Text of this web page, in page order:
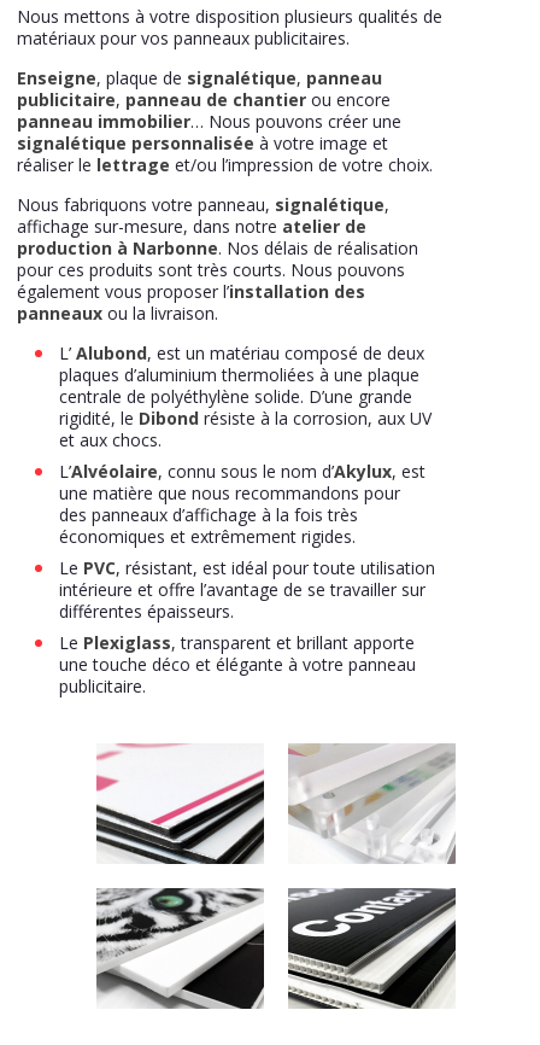
Nous mettons à votre disposition plusieurs qualités de
matériaux pour vos panneaux publicitaires.
Enseigne, plaque de signalétique, panneau
publicitaire, panneau de chantier ou encore
panneau immobilier… Nous pouvons créer une
signalétique personnalisée à votre image et
réaliser le lettrage et/ou l’impression de votre choix.
Nous fabriquons votre panneau, signalétique,
affichage sur-mesure, dans notre atelier de
production à Narbonne. Nos délais de réalisation
pour ces produits sont très courts. Nous pouvons
également vous proposer l’installation des
panneaux ou la livraison.
L’ Alubond, est un matériau composé de deux
plaques d’aluminium thermoliées à une plaque
centrale de polyéthylène solide. D’une grande
rigidité, le Dibond résiste à la corrosion, aux UV
et aux chocs.
L’Alvéolaire, connu sous le nom d’Akylux, est
une matière que nous recommandons pour
des panneaux d’affichage à la fois très
économiques et extrêmement rigides.
Le PVC, résistant, est idéal pour toute utilisation
intérieure et offre l’avantage de se travailler sur
différentes épaisseurs.
Le Plexiglass, transparent et brillant apporte
une touche déco et élégante à votre panneau
publicitaire.